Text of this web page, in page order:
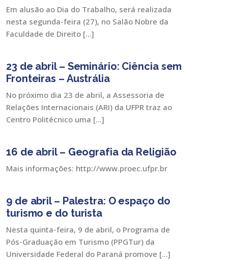
Em alusão ao Dia do Trabalho, será realizada
nesta segunda-feira (27), no Salão Nobre da
Faculdade de Direito […]
23 de abril – Seminário: Ciência sem
Fronteiras – Austrália
No próximo dia 23 de abril, a Assessoria de
Relações Internacionais (ARI) da UFPR traz ao
Centro Politécnico uma […]
16 de abril – Geografia da Religião
Mais informações: http://www.proec.ufpr.br
9 de abril – Palestra: O espaço do
turismo e do turista
Nesta quinta-feira, 9 de abril, o Programa de
Pós-Graduação em Turismo (PPGTur) da
Universidade Federal do Paraná promove […]